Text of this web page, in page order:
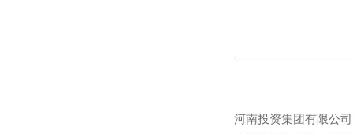
河南投资集团有限公